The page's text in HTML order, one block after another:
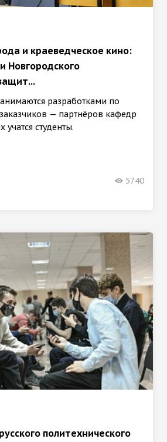
и краеведческое кино:
Новгородского
разработками по
— партнёров кафедр
студенты.
5740
политехнического